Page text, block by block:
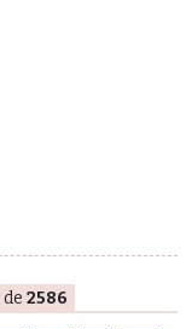
de 2586